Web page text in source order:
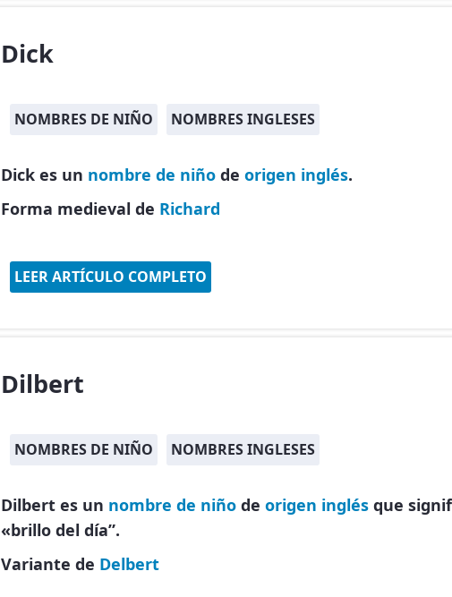
Dick
NOMBRES DE NIÑO NOMBRES INGLESES
Dick es un nombre de niño de origen inglés.
Forma medieval de Richard
LEER ARTÍCULO COMPLETO
Dilbert
NOMBRES DE NIÑO NOMBRES INGLESES
Dilbert es un nombre de niño de origen inglés que
«brillo del día”.
Variante de Delbert